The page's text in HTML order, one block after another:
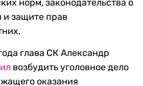
норм, законодательства о
и защите прав
глава СК Александр
возбудить уголовное дело
оказания